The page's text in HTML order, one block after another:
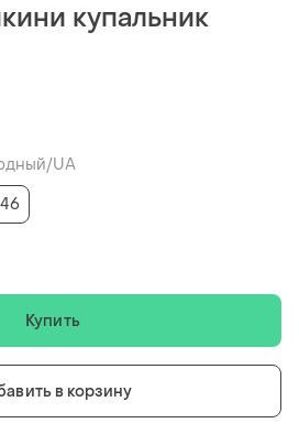
купальник
UA
Купить
в корзину